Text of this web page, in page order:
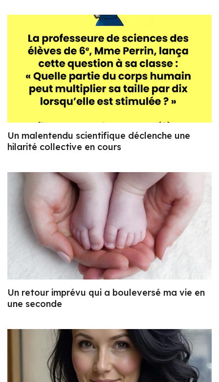
Un malentendu scientifique déclenche une
hilarité collective en cours
Un retour imprévu qui a bouleversé ma vie en
une seconde